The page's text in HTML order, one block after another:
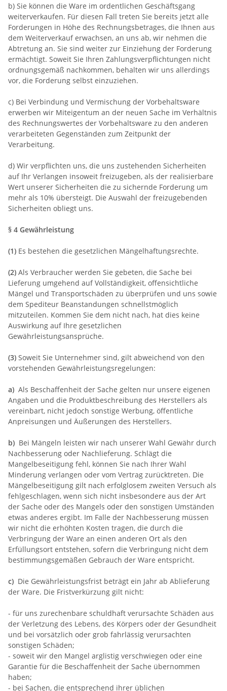
b) Sie können die Ware im ordentlichen Geschäftsgang
weiterverkaufen. Für diesen Fall treten Sie bereits jetzt alle
Forderungen in Höhe des Rechnungsbetrages, die Ihnen aus
dem Weiterverkauf erwachsen, an uns ab, wir nehmen die
Abtretung an. Sie sind weiter zur Einziehung der Forderung
ermächtigt. Soweit Sie Ihren Zahlungsverpflichtungen nicht
ordnungsgemäß nachkommen, behalten wir uns allerdings
vor, die Forderung selbst einzuziehen.
c) Bei Verbindung und Vermischung der Vorbehaltsware
erwerben wir Miteigentum an der neuen Sache im Verhältnis
des Rechnungswertes der Vorbehaltsware zu den anderen
verarbeiteten Gegenständen zum Zeitpunkt der
Verarbeitung.
d) Wir verpflichten uns, die uns zustehenden Sicherheiten
auf Ihr Verlangen insoweit freizugeben, als der realisierbare
Wert unserer Sicherheiten die zu sichernde Forderung um
mehr als 10% übersteigt. Die Auswahl der freizugebenden
Sicherheiten obliegt uns.
§ 4 Gewährleistung
(1) Es bestehen die gesetzlichen Mängelhaftungsrechte.
(2) Als Verbraucher werden Sie gebeten, die Sache bei
Lieferung umgehend auf Vollständigkeit, offensichtliche
Mängel und Transportschäden zu überprüfen und uns sowie
dem Spediteur Beanstandungen schnellstmöglich
mitzuteilen. Kommen Sie dem nicht nach, hat dies keine
Auswirkung auf Ihre gesetzlichen
Gewährleistungsansprüche.
(3) Soweit Sie Unternehmer sind, gilt abweichend von den
vorstehenden Gewährleistungsregelungen:
a) Als Beschaffenheit der Sache gelten nur unsere eigenen
Angaben und die Produktbeschreibung des Herstellers als
vereinbart, nicht jedoch sonstige Werbung, öffentliche
Anpreisungen und Äußerungen des Herstellers.
b) Bei Mängeln leisten wir nach unserer Wahl Gewähr durch
Nachbesserung oder Nachlieferung. Schlägt die
Mangelbeseitigung fehl, können Sie nach Ihrer Wahl
Minderung verlangen oder vom Vertrag zurücktreten. Die
Mängelbeseitigung gilt nach erfolglosem zweiten Versuch als
fehlgeschlagen, wenn sich nicht insbesondere aus der Art
der Sache oder des Mangels oder den sonstigen Umständen
etwas anderes ergibt. Im Falle der Nachbesserung müssen
wir nicht die erhöhten Kosten tragen, die durch die
Verbringung der Ware an einen anderen Ort als den
Erfüllungsort entstehen, sofern die Verbringung nicht dem
bestimmungsgemäßen Gebrauch der Ware entspricht.
c) Die Gewährleistungsfrist beträgt ein Jahr ab Ablieferung
der Ware. Die Fristverkürzung gilt nicht:
- für uns zurechenbare schuldhaft verursachte Schäden aus
der Verletzung des Lebens, des Körpers oder der Gesundheit
und bei vorsätzlich oder grob fahrlässig verursachten
sonstigen Schäden;
- soweit wir den Mangel arglistig verschwiegen oder eine
Garantie für die Beschaffenheit der Sache übernommen
haben;
- bei Sachen, die entsprechend ihrer üblichen